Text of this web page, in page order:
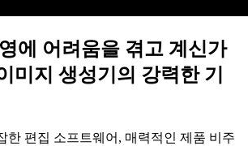
에 어려움을 겪고 계신가
미지 생성기의 강력한 기
한 편집 소프트웨어, 매력적인 제품 비주